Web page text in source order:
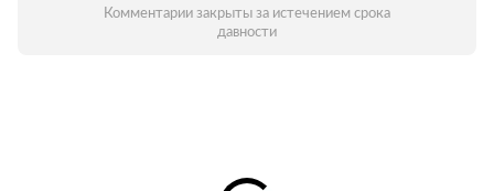
Комментарии закрыты за истечением срока
давности